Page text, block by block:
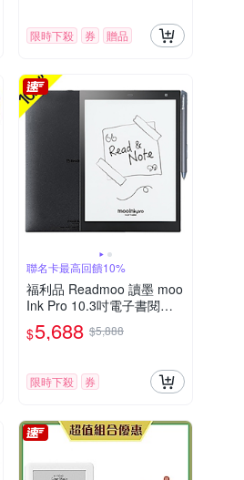
限時下殺 券 贈品
聯名卡最高回饋10%
福利品 Readmoo 讀墨 moo
Ink Pro 10.3吋電子書閱讀
器
$5,688 $5,888
限時下殺 券